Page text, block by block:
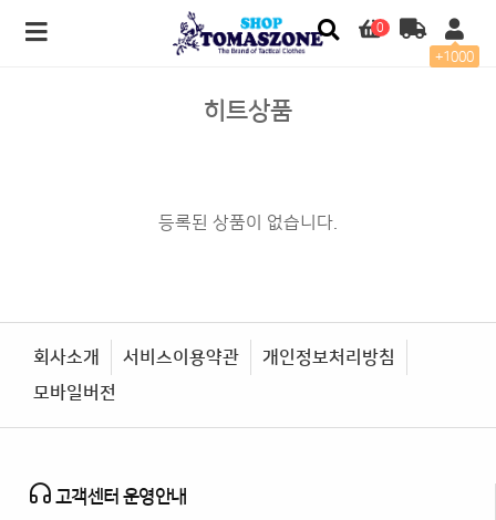
0
+1000
히트상품
등록된 상품이 없습니다.
회사소개 서비스이용약관
개인정보처리방침
모바일버전
고객센터 운영안내